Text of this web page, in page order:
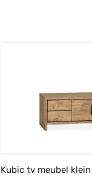
Kubic tv meubel klein